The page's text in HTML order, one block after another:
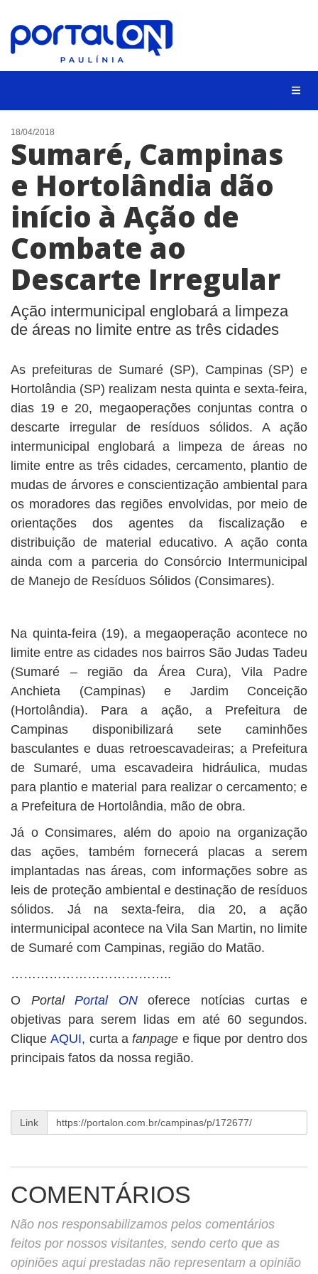
CIDADES
EVENTOS
EMPREGO
ANIVERSÁRIO DAS CIDADES
ANUNCIE
CONTATO
18/04/2018
Sumaré, Campinas
e Hortolândia dão
início à Ação de
Combate ao
Descarte Irregular
Ação intermunicipal englobará a limpeza
de áreas no limite entre as três cidades
As prefeituras de Sumaré (SP), Campinas (SP) e
Hortolândia (SP) realizam nesta quinta e sexta-feira,
dias 19 e 20, megaoperações conjuntas contra o
descarte irregular de resíduos sólidos. A ação
intermunicipal englobará a limpeza de áreas no
limite entre as três cidades, cercamento, plantio de
mudas de árvores e conscientização ambiental para
os moradores das regiões envolvidas, por meio de
orientações dos agentes da fiscalização e
distribuição de material educativo. A ação conta
ainda com a parceria do Consórcio Intermunicipal
de Manejo de Resíduos Sólidos (Consimares).
Na quinta-feira (19), a megaoperação acontece no
limite entre as cidades nos bairros São Judas Tadeu
(Sumaré – região da Área Cura), Vila Padre
Anchieta (Campinas) e Jardim Conceição
(Hortolândia). Para a ação, a Prefeitura de
Campinas disponibilizará sete caminhões
basculantes e duas retroescavadeiras; a Prefeitura
de Sumaré, uma escavadeira hidráulica, mudas
para plantio e material para realizar o cercamento; e
a Prefeitura de Hortolândia, mão de obra.
Já o Consimares, além do apoio na organização
das ações, também fornecerá placas a serem
implantadas nas áreas, com informações sobre as
leis de proteção ambiental e destinação de resíduos
sólidos. Já na sexta-feira, dia 20, a ação
intermunicipal acontece na Vila San Martin, no limite
de Sumaré com Campinas, região do Matão.
………………………………..
O PortalPortal ONoferece notícias curtas e
objetivas para serem lidas em até 60 segundos.
CliqueAQUI, curta afanpage e fique por dentro dos
principais fatos da nossa região.
Link
COMENTÁRIOS
Não nos responsabilizamos pelos comentários
feitos por nossos visitantes, sendo certo que as
opiniões aqui prestadas não representam a opinião